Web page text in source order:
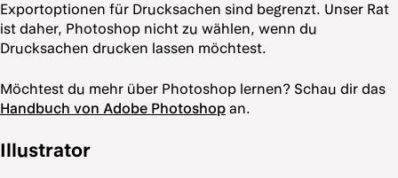
Exportoptionen für Drucksachen sind begrenzt. Unser Rat
ist daher, Photoshop nicht zu wählen, wenn du
Drucksachen drucken lassen möchtest.
Möchtest du mehr über Photoshop lernen? Schau dir das
Handbuch von Adobe Photoshop an.
Illustrator